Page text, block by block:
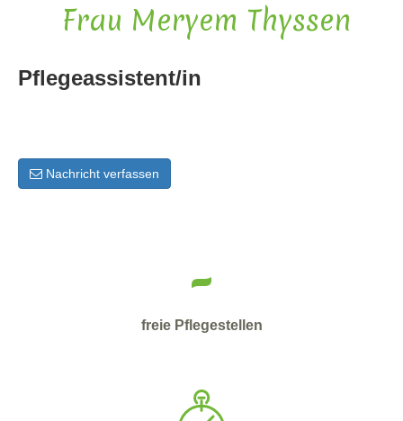
Frau Meryem Thyssen
Pflegeassistent/in
Nachricht verfassen
-
freie Pflegestellen